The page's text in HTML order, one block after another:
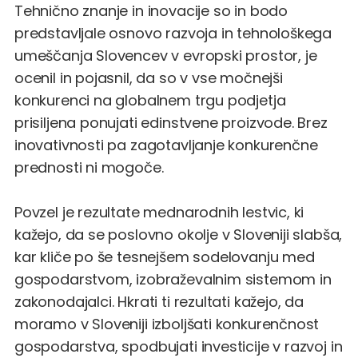
Tehnično znanje in inovacije so in bodo
predstavljale osnovo razvoja in tehnološkega
umeščanja Slovencev v evropski prostor, je
ocenil in pojasnil, da so v vse močnejši
konkurenci na globalnem trgu podjetja
prisiljena ponujati edinstvene proizvode. Brez
inovativnosti pa zagotavljanje konkurenčne
prednosti ni mogoče.
Povzel je rezultate mednarodnih lestvic, ki
kažejo, da se poslovno okolje v Sloveniji slabša,
kar kliče po še tesnejšem sodelovanju med
gospodarstvom, izobraževalnim sistemom in
zakonodajalci. Hkrati ti rezultati kažejo, da
moramo v Sloveniji izboljšati konkurenčnost
gospodarstva, spodbujati investicije v razvoj in